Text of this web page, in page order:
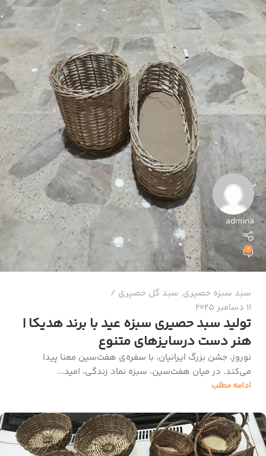
admina
0
سبد سبزه حصیری, سبد گل حصیری
11 دسامبر 2025
تولید سبد حصیری سبزه عید با برند هدیکا |
هنر دست درسایزهای متنوع
نوروز، جشن بزرگ ایرانیان، با سفره‌ی هفت‌سین معنا پیدا
می‌کند. در میان هفت‌سین، سبزه نماد زندگی، امید...
ادامه مطلب